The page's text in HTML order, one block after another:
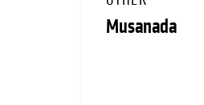
Musanada